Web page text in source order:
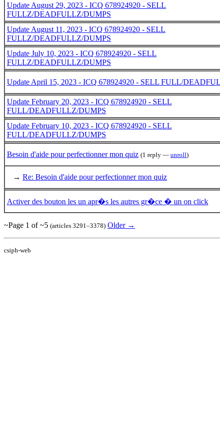
Update August 29, 2023 - ICQ 678924920 - SELL
FULLZ/DEADFULLZ/DUMPS
Update August 11, 2023 - ICQ 678924920 - SELL
FULLZ/DEADFULLZ/DUMPS
Update July 10, 2023 - ICQ 678924920 - SELL
FULLZ/DEADFULLZ/DUMPS
Update April 15, 2023 - ICQ 678924920 - SELL FULL/
Update February 20, 2023 - ICQ 678924920 - SELL
FULL/DEADFULLZ/DUMPS
Update February 10, 2023 - ICQ 678924920 - SELL
FULL/DEADFULLZ/DUMPS
Besoin d'aide pour perfectionner mon quiz (1 reply — unroll)
→ Re: Besoin d'aide pour perfectionner mon quiz
Activer des bouton les un apr�s les autres gr�ce � un on click
~Page 1 of ~5 (articles 3291–3378) Older →
csiph-web